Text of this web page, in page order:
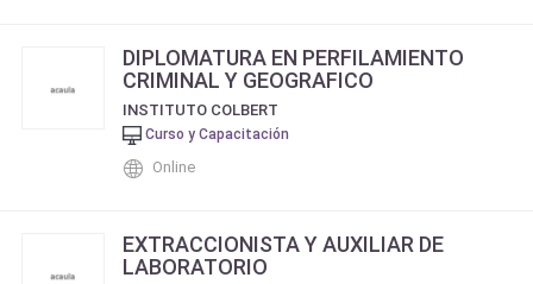
DIPLOMATURA EN PERFILAMIENTO
CRIMINAL Y GEOGRAFICO
INSTITUTO COLBERT
Curso y Capacitación
Online
EXTRACCIONISTA Y AUXILIAR DE
LABORATORIO